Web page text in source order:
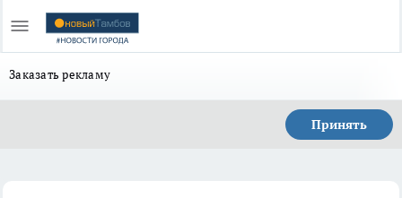
Заказать рекламу
Принять